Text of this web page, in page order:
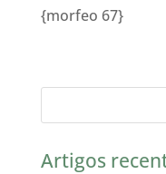
{morfeo 67}
Artigos